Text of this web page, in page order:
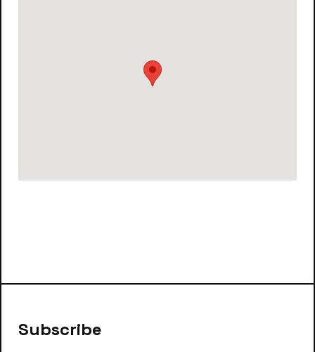
Subscribe